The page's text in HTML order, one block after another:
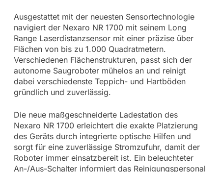
Ausgestattet mit der neuesten Sensortechnologie
navigiert der Nexaro NR 1700 mit seinem Long
Range Laserdistanzsensor mit einer präzise über
Flächen von bis zu 1.000 Quadratmetern.
Verschiedenen Flächenstrukturen, passt sich der
autonome Saugroboter mühelos an und reinigt
dabei verschiedenste Teppich- und Hartböden
gründlich und zuverlässig.
Die neue maßgeschneiderte Ladestation des
Nexaro NR 1700 erleichtert die exakte Platzierung
des Geräts durch integrierte optische Hilfen und
sorgt für eine zuverlässige Stromzufuhr, damit der
Roboter immer einsatzbereit ist. Ein beleuchteter
An-/Aus-Schalter informiert das Reinigungspersonal